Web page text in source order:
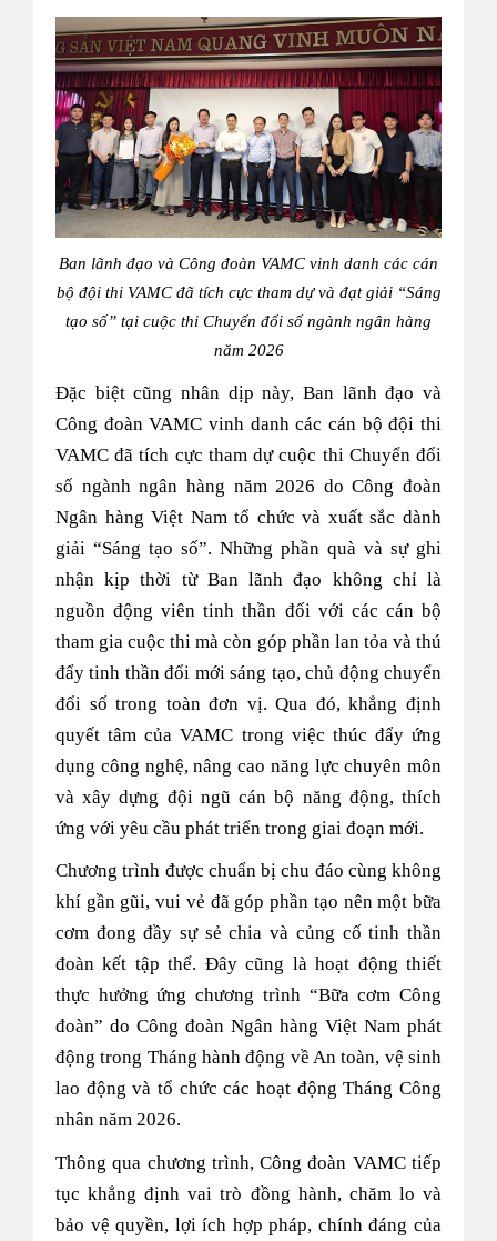
Ban lãnh đạo và Công đoàn VAMC vinh danh các cán
bộ đội thi VAMC đã tích cực tham dự và đạt giải “Sáng
tạo số” tại cuộc thi Chuyển đổi số ngành ngân hàng
năm 2026
Đặc biệt cũng nhân dịp này, Ban lãnh đạo và
Công đoàn VAMC vinh danh các cán bộ đội thi
VAMC đã tích cực tham dự cuộc thi Chuyển đổi
số ngành ngân hàng năm 2026 do Công đoàn
Ngân hàng Việt Nam tổ chức và xuất sắc dành
giải “Sáng tạo số”. Những phần quà và sự ghi
nhận kịp thời từ Ban lãnh đạo không chỉ là
nguồn động viên tinh thần đối với các cán bộ
tham gia cuộc thi mà còn góp phần lan tỏa và thú
đẩy tinh thần đổi mới sáng tạo, chủ động chuyển
đổi số trong toàn đơn vị. Qua đó, khẳng định
quyết tâm của VAMC trong việc thúc đẩy ứng
dụng công nghệ, nâng cao năng lực chuyên môn
và xây dựng đội ngũ cán bộ năng động, thích
ứng với yêu cầu phát triển trong giai đoạn mới.
Chương trình được chuẩn bị chu đáo cùng không
khí gần gũi, vui vẻ đã góp phần tạo nên một bữa
cơm đong đầy sự sẻ chia và củng cố tinh thần
đoàn kết tập thể. Đây cũng là hoạt động thiết
thực hưởng ứng chương trình “Bữa cơm Công
đoàn” do Công đoàn Ngân hàng Việt Nam phát
động trong Tháng hành động về An toàn, vệ sinh
lao động và tổ chức các hoạt động Tháng Công
nhân năm 2026.
Thông qua chương trình, Công đoàn VAMC tiếp
tục khẳng định vai trò đồng hành, chăm lo và
bảo vệ quyền, lợi ích hợp pháp, chính đáng của